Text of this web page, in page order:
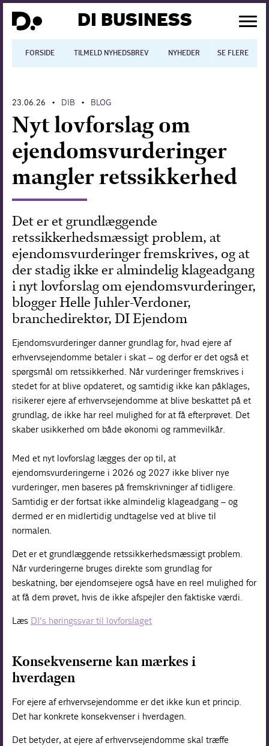
DI BUSINESS
FORSIDE TILMELD NYHEDSBREV NYHEDER BLOGS
SE FLERE
Digitalisering
International økonomi
Arbejdsmiljø
Arbejdsmarkedet
Uddannelse
Europapolitik
Forskning
23.06.26 • DIB • BLOG
Nyt lovforslag om
ejendomsvurderinger
mangler retssikkerhed
Det er et grundlæggende
retssikkerhedsmæssigt problem, at
ejendomsvurderinger fremskrives, og at
der stadig ikke er almindelig klageadgang
i nyt lovforslag om ejendomsvurderinger,
blogger Helle Juhler-Verdoner,
branchedirektør, DI Ejendom
Ejendomsvurderinger danner grundlag for, hvad ejere af
erhvervsejendomme betaler i skat – og derfor er det også et
spørgsmål om retssikkerhed. Når vurderinger fremskrives i
stedet for at blive opdateret, og samtidig ikke kan påklages,
risikerer ejere af erhvervsejendomme at blive beskattet på et
grundlag, de ikke har reel mulighed for at få efterprøvet. Det
skaber usikkerhed om både økonomi og rammevilkår.
Med et nyt lovforslag lægges der op til, at
ejendomsvurderingerne i 2026 og 2027 ikke bliver nye
vurderinger, men baseres på fremskrivninger af tidligere.
Samtidig er der fortsat ikke almindelig klageadgang – og
dermed er en midlertidig undtagelse ved at blive til
normalen.
Det er et grundlæggende retssikkerhedsmæssigt problem.
Når vurderingerne bruges direkte som grundlag for
beskatning, bør ejendomsejere også have en reel mulighed for
at få dem prøvet, hvis de ikke afspejler den faktiske værdi.
Læs DI's høringssvar til lovforslaget
Konsekvenserne kan mærkes i
hverdagen
For ejere af erhvervsejendomme er det ikke kun et princip.
Det har konkrete konsekvenser i hverdagen.
Det betyder, at ejere af erhvervsejendomme skal træffe